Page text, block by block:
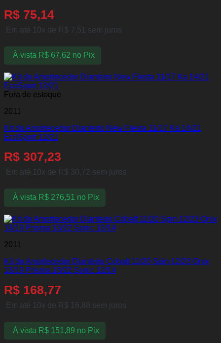
R$ 75,14
Em até 10x de R$ 7,51 sem juros
À vista R$67,62 no Pix
Fora de estoque
2011
Kit do Amortecedor Dianteiro New Fiesta 11/17 Ka 14/21
EcoSport 12/21
R$ 307,23
Em até 10x de R$ 30,72 sem juros
À vista R$276,51 no Pix
2011
Kit do Amortecedor Dianteiro Cobalt 11/20 Spin 12/23 Onix
13/19 Prisma 13/22 Sonic 12/14
R$ 168,77
Em até 10x de R$ 16,88 sem juros
À vista R$151,89 no Pix